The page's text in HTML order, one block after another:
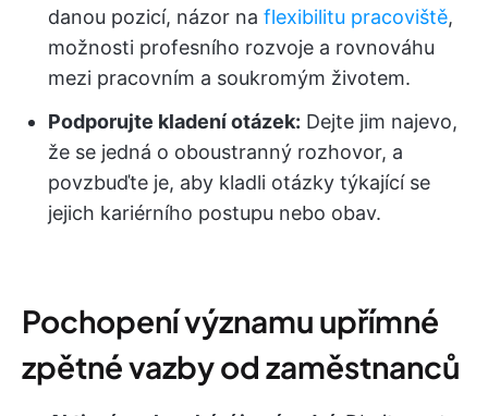
danou pozicí, názor na flexibilitu pracoviště,
možnosti profesního rozvoje a rovnováhu
mezi pracovním a soukromým životem.
Podporujte kladení otázek: Dejte jim najevo,
že se jedná o oboustranný rozhovor, a
povzbuďte je, aby kladli otázky týkající se
jejich kariérního postupu nebo obav.
Pochopení významu upřímné
zpětné vazby od zaměstnanců